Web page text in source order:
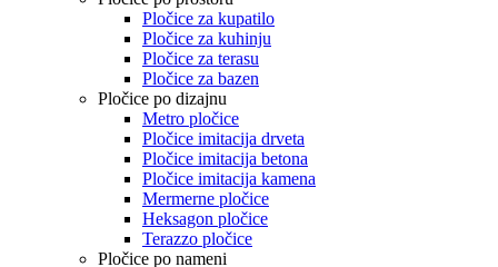
Pločice za kupatilo
Pločice za kuhinju
Pločice za terasu
Pločice za bazen
Pločice po dizajnu
Metro pločice
Pločice imitacija drveta
Pločice imitacija betona
Pločice imitacija kamena
Mermerne pločice
Heksagon pločice
Terazzo pločice
Pločice po nameni